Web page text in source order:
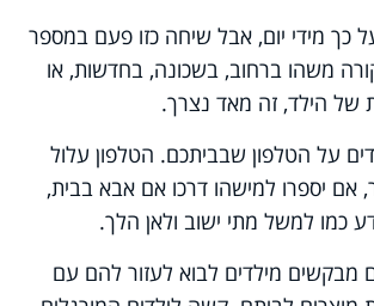
כך מידי יום, אבל שיחה כזו פעם במספר
משהו ברחוב, בשכונה, בחדשות, או
של הילד, זה מאד נצרך.
על הטלפון שבביתכם. הטלפון עלול
אם יספרו למישהו דרכו אם אבא בבית,
כמו למשל מתי ישוב ולאן הלך.
מבקשים מילדים לבוא לעזור להם עם